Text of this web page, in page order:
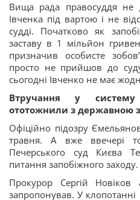
Вища рада правосуддя не
Івченка під вартою і не
судді. Початково як
заставу в 1 мільйон
призначив особисте
просто не прийшов до
сьогодні Івченко не має
Втручання у систему
ототожнили з державною
Офіційно підозру
травня. А вже ввечері
Печерського суд Києва
питання запобіжного заходу.
Прокурор Сергій Новіков
запропонував. У клопотанні